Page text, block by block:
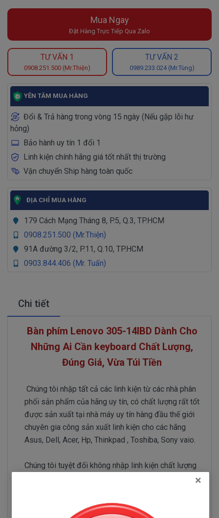
Mua Ngay
Đặt Hàng Trực Tiếp Qua Zalo
TƯ VẤN 1
0908.251.500 (Mr.Thiện)
TƯ VẤN 2
0989.233.024 (Mr.Tùng)
YÊN TÂM MUA HÀNG
Đổi & Trả hàng trong vòng 15 ngày (Nếu gặp lỗi hư
hỏng)
Bảo hành uy tín 1 đổi 1
Linh kiện chính hãng giá tốt nhất thị trường
Vận chuyển Ship hàng toàn quốc
ĐỊA CHỈ MUA HÀNG
179 Cách Mạng Tháng 8, P.5, Q.3, TP.HCM
0908.251.500 (Mr.Thiện)
91A đường 3/2, P.11, Q.10, TP.HCM
0903.844.406 (Mr. Tuấn)
Chi tiết
Bàn phím Lenovo 305-14IBD Dành Cho
Những Ai Cần keyboard Chất Lượng,
Đúng Giá, Vừa Túi Tiền
Chúng tôi nhập tất cả các linh kiện từ các nhà phân
phối sản phẩm của hãng uy tín, có chất lượng rất tốt
được sản xuất tại nhà máy uy tín hàng đầu thế giới
chuyên gia công sản xuất linh kiện cho các hãng
Asus, Dell, Acer, Hp, Thinkpad , Toshiba, Sony vaio.
Chúng tôi tuyệt đối không nhập linh kiện chất lượng
chất lượng thì mới bền được nhé quí vị.
×